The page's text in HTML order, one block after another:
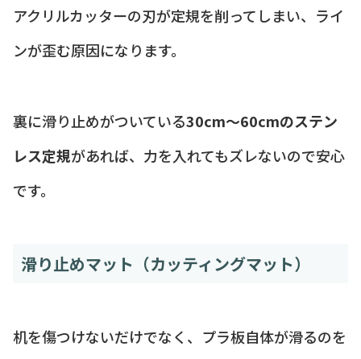
アクリルカッターの刃が定規を削ってしまい、ライ
ンが歪む原因になります。
裏に滑り止めがついている30cm〜60cmのステン
レス定規があれば、力を入れてもズレないので安心
です。
滑り止めマット（カッティングマット）
机を傷つけないだけでなく、プラ板自体が滑るのを